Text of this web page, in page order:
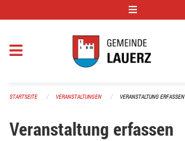
STARTSEITE VERANSTALTUNGEN VERANSTALTUNG ERFASSEN
Veranstaltung erfassen